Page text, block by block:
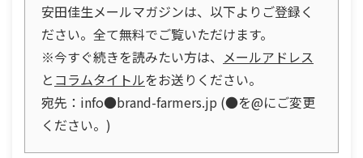
安田佳生メールマガジンは、以下よりご登録く
ださい。全て無料でご覧いただけます。
※今すぐ続きを読みたい方は、 メールアドレス
と コラムタイトルをお送りください。
宛先：info●brand-farmers.jp (●を@にご変更
ください。)